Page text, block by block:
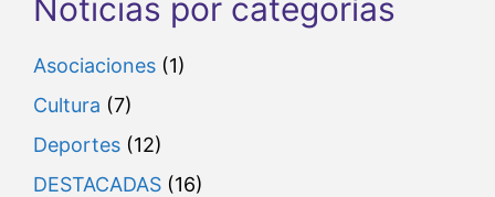
Noticias por categorías
Asociaciones (1)
Cultura (7)
Deportes (12)
DESTACADAS (16)